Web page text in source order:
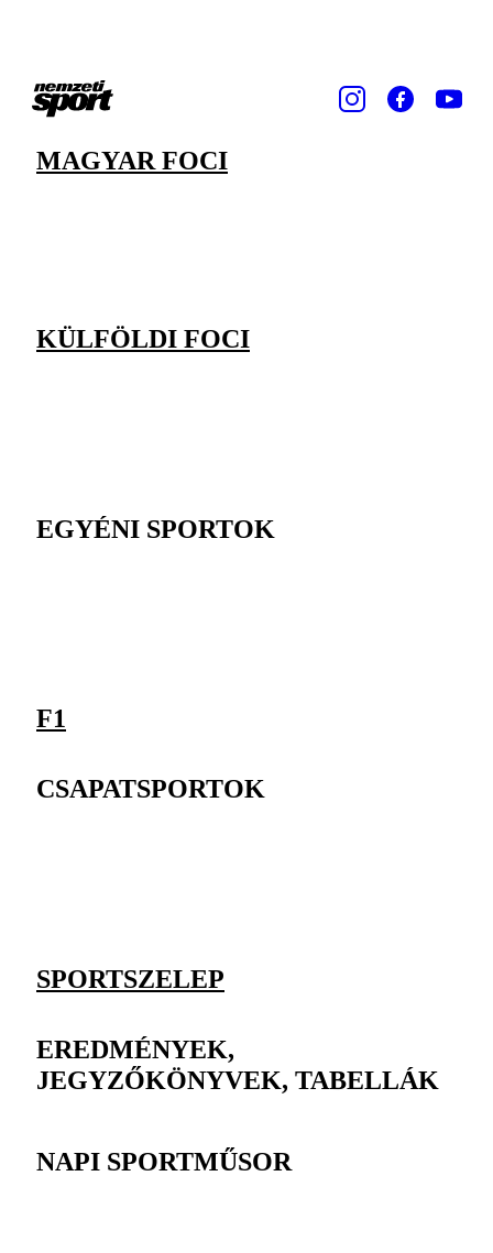
MAGYAR FOCI
KÜLFÖLDI FOCI
EGYÉNI SPORTOK
F1
CSAPATSPORTOK
SPORTSZELEP
EREDMÉNYEK,
JEGYZŐKÖNYVEK, TABELLÁK
NAPI SPORTMŰSOR